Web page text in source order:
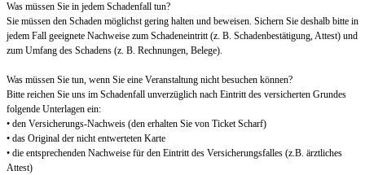
Was müssen Sie in jedem Schadenfall tun?
Sie müssen den Schaden möglichst gering halten und beweisen. Sichern Sie deshalb bitte in
jedem Fall geeignete Nachweise zum Schadeneintritt (z. B. Schadenbestätigung, Attest) und
zum Umfang des Schadens (z. B. Rechnungen, Belege).
Was müssen Sie tun, wenn Sie eine Veranstaltung nicht besuchen können?
Bitte reichen Sie uns im Schadenfall unverzüglich nach Eintritt des versicherten Grundes
folgende Unterlagen ein:
• den Versicherungs-Nachweis (den erhalten Sie von Ticket Scharf)
• das Original der nicht entwerteten Karte
• die entsprechenden Nachweise für den Eintritt des Versicherungsfalles (z.B. ärztliches
Attest)